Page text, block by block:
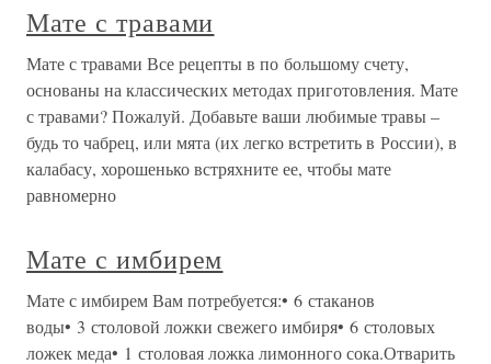
Мате с травами
Мате с травами Все рецепты в по большому счету,
основаны на классических методах приготовления. Мате
с травами? Пожалуй. Добавьте ваши любимые травы –
будь то чабрец, или мята (их легко встретить в России), в
калабасу, хорошенько встряхните ее, чтобы мате
равномерно
Мате с имбирем
Мате с имбирем Вам потребуется:• 6 стаканов
воды• 3 столовой ложки свежего имбиря• 6 столовых
ложек меда• 1 столовая ложка лимонного сока.Отварить